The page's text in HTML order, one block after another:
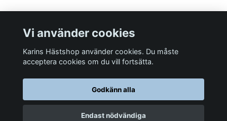
Läs mer
© 2026 Karins Hästshop
Vi använder cookies
Karins Hästshop använder cookies. Du måste
acceptera cookies om du vill fortsätta.
Godkänn alla
Endast nödvändiga